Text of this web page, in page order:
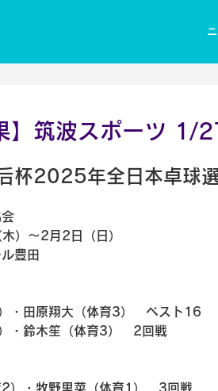
】筑波スポーツ 1/
杯2025年全日本卓球
）～2月2日（日）
豊田
・田原翔大（体育3）　ベスト16
・鈴木笙（体育3）　2回戦
）・牧野里菜（体育1）　3回戦